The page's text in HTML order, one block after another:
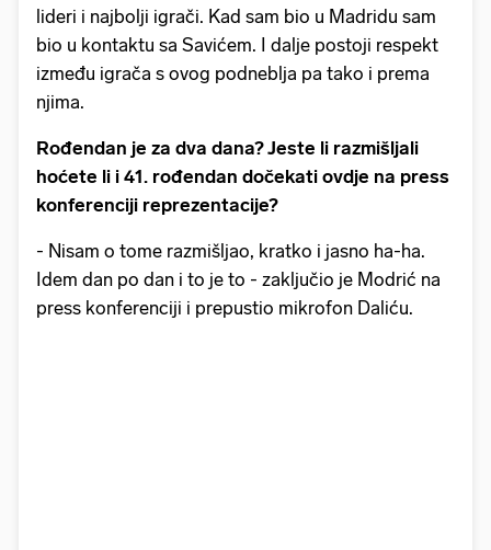
lideri i najbolji igrači. Kad sam bio u Madridu sam
bio u kontaktu sa Savićem. I dalje postoji respekt
između igrača s ovog podneblja pa tako i prema
njima.
Rođendan je za dva dana? Jeste li razmišljali
hoćete li i 41. rođendan dočekati ovdje na press
konferenciji reprezentacije?
- Nisam o tome razmišljao, kratko i jasno ha-ha.
Idem dan po dan i to je to - zaključio je Modrić na
press konferenciji i prepustio mikrofon Daliću.